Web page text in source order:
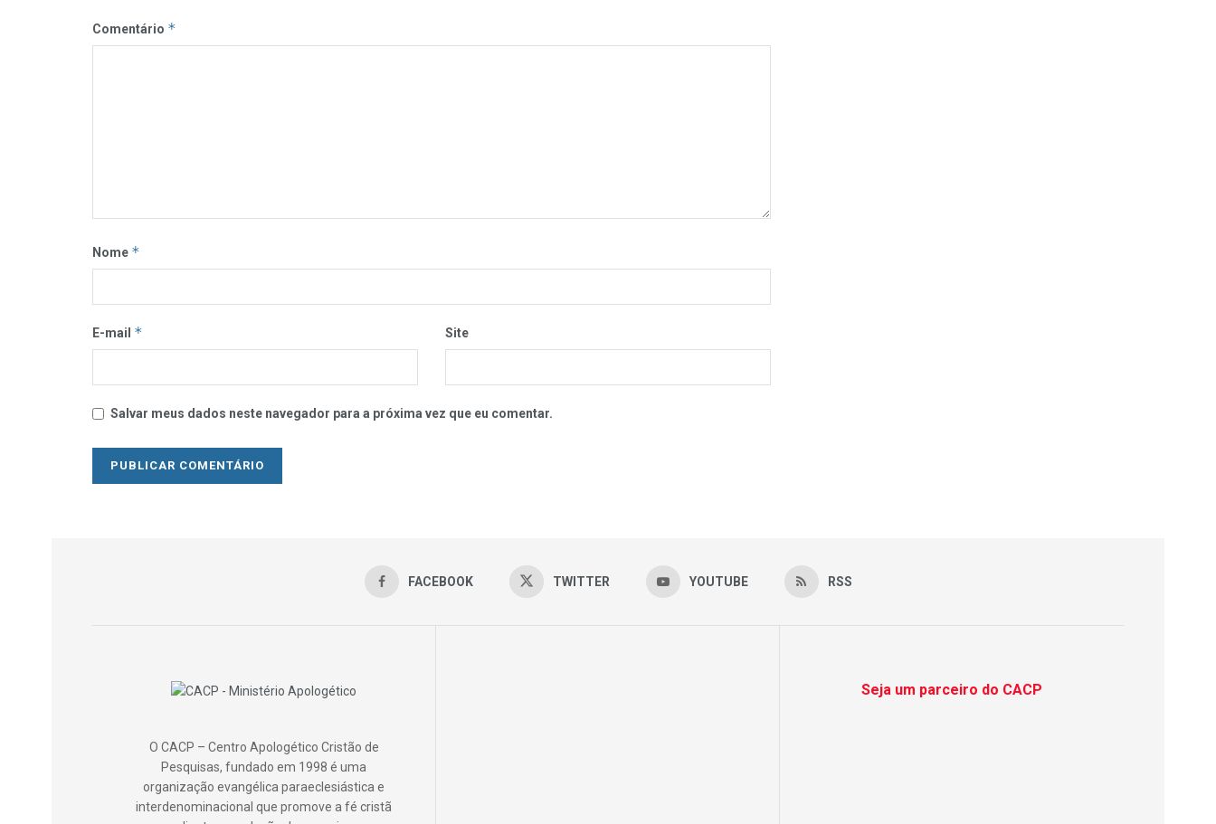
Comentário *
Nome *
E-mail * Site
Salvar meus dados neste navegador para a próxima vez que eu comentar.
FACEBOOK TWITTER YOUTUBE RSS
O CACP – Centro Apologético Cristão de
Pesquisas, fundado em 1998 é uma
organização evangélica paraeclesiástica e
interdenominacional que promove a fé cristã
Seja um parceiro do CACP